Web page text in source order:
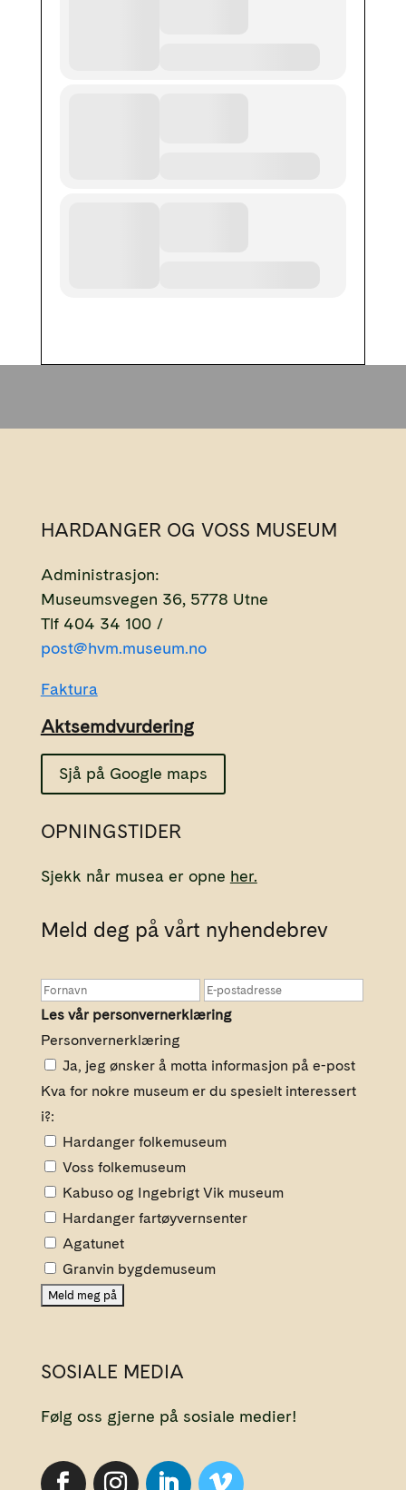
HARDANGER OG VOSS MUSEUM
Administrasjon:
Museumsvegen 36, 5778 Utne
Tlf 404 34 100 /
post@hvm.museum.no
Faktura
Aktsemdvurdering
Sjå på Google maps
OPNINGSTIDER
Sjekk når musea er opne her.
Meld deg på vårt nyhendebrev
Les vår personvernerklæring
Personvernerklæring
Ja, jeg ønsker å motta informasjon på e-post
Kva for nokre museum er du spesielt interessert
i?:
Hardanger folkemuseum
Voss folkemuseum
Kabuso og Ingebrigt Vik museum
Hardanger fartøyvernsenter
Agatunet
Granvin bygdemuseum
SOSIALE MEDIA
Følg oss gjerne på sosiale medier!